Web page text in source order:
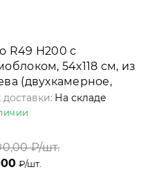
R49 Н200 с
54х118 см, из
(двухкамерное,
Roto
На складе
₽/шт.
₽/шт.